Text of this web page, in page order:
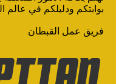
بوابتكم ودليلكم في عالم
فريق عمل القبطان